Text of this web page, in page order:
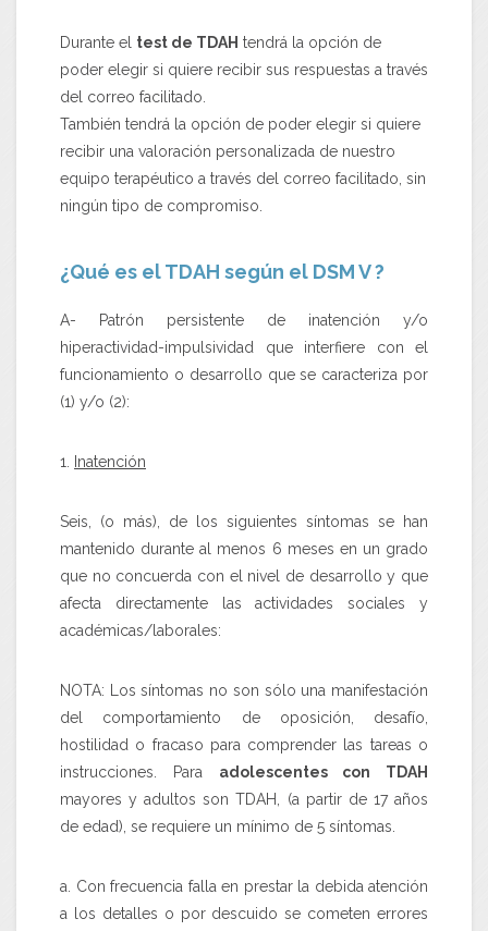
Durante el test de TDAH tendrá la opción de
poder elegir si quiere recibir sus respuestas a través
del correo facilitado.
También tendrá la opción de poder elegir si quiere
recibir una valoración personalizada de nuestro
equipo terapéutico a través del correo facilitado, sin
ningún tipo de compromiso.
¿Qué es el TDAH según el DSM V ?
A- Patrón persistente de inatención y/o
hiperactividad-impulsividad que interfiere con el
funcionamiento o desarrollo que se caracteriza por
(1) y/o (2):
1. Inatención
Seis, (o más), de los siguientes síntomas se han
mantenido durante al menos 6 meses en un grado
que no concuerda con el nivel de desarrollo y que
afecta directamente las actividades sociales y
académicas/laborales:
NOTA: Los síntomas no son sólo una manifestación
del comportamiento de oposición, desafío,
hostilidad o fracaso para comprender las tareas o
instrucciones. Para adolescentes con TDAH
mayores y adultos son TDAH, (a partir de 17 años
de edad), se requiere un mínimo de 5 síntomas.
a. Con frecuencia falla en prestar la debida atención
a los detalles o por descuido se cometen errores